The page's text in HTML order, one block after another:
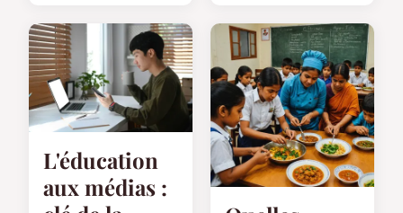
L'éducation
aux médias :